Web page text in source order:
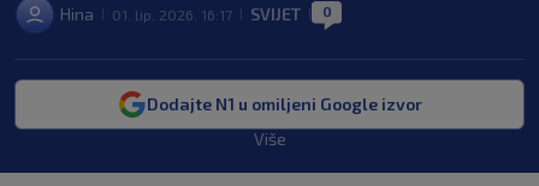
Hina 01. lip. 2026. 16:17 SVIJET 0
Dodajte N1 u omiljeni Google izvor
Više